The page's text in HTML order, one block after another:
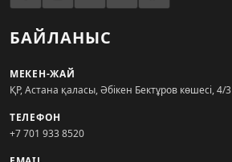
БАЙЛАНЫС
МЕКЕН-ЖАЙ
ҚР, Астана қаласы, Әбікен Бектұров көшесі, 4/3
ТЕЛЕФОН
+7 701 933 8520